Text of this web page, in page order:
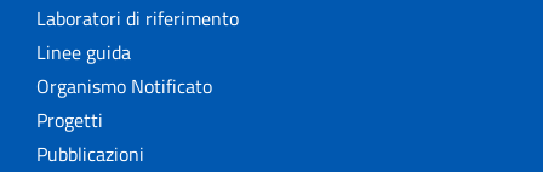
Laboratori di riferimento
Linee guida
Organismo Notificato
Progetti
Pubblicazioni